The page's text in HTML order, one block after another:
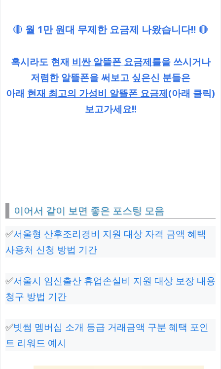
🔴 월 1만 원대 무제한 요금제 나왔습니다!! 🔴
혹시라도 현재 비싼 알뜰폰 요금제를을 쓰시거나
저렴한 알뜰폰을 써보고 싶은신 분들은
아래 현재 최고의 가성비 알뜰폰 요금제(아래 클릭)
보고가세요!!
이어서 같이 보면 좋은 포스팅 모음
✅서울형 산후조리경비 지원 대상 자격 금액 혜택
사용처 신청 방법 기간
✅서울시 임신출산 휴업손실비 지원 대상 보장 내용
청구 방법 기간
✅빗썸 멤버십 소개 등급 거래금액 구분 혜택 포인
트 리워드 예시